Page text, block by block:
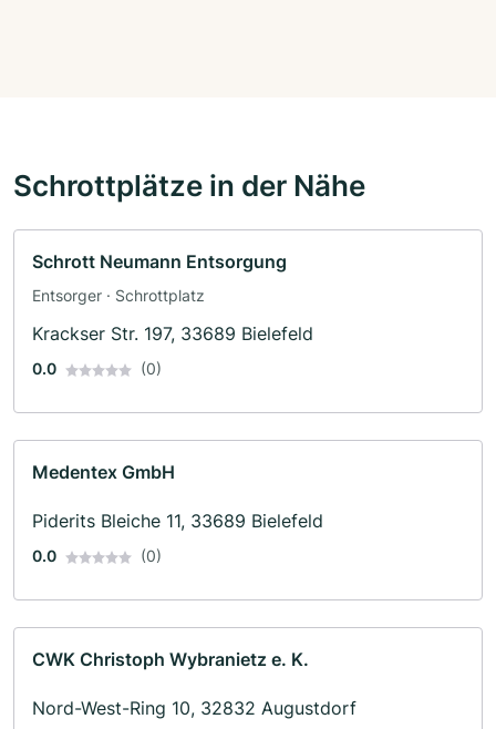
Schrottplätze in der Nähe
Schrott Neumann Entsorgung
Entsorger · Schrottplatz
Krackser Str. 197, 33689 Bielefeld
0.0 (0)
Medentex GmbH
Piderits Bleiche 11, 33689 Bielefeld
0.0 (0)
CWK Christoph Wybranietz e. K.
Nord-West-Ring 10, 32832 Augustdorf